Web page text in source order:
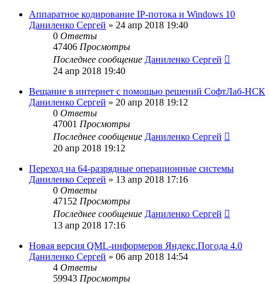
Аппаратное кодирование IP-потока и Windows 10
Даниленко Сергей » 24 апр 2018 19:40
0 Ответы
47406 Просмотры
Последнее сообщение Даниленко Сергей
24 апр 2018 19:40
Вещание в интернет с помощью решений СофтЛаб-НСК
Даниленко Сергей » 20 апр 2018 19:12
0 Ответы
47001 Просмотры
Последнее сообщение Даниленко Сергей
20 апр 2018 19:12
Переход на 64-разрядные операционные системы
Даниленко Сергей » 13 апр 2018 17:16
0 Ответы
47152 Просмотры
Последнее сообщение Даниленко Сергей
13 апр 2018 17:16
Новая версия QML-информеров Яндекс.Погода 4.0
Даниленко Сергей » 06 апр 2018 14:54
4 Ответы
59943 Просмотры